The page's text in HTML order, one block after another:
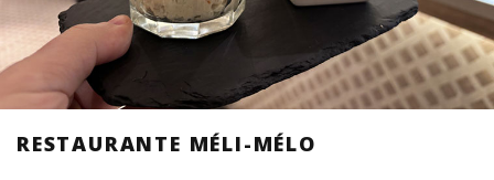
RESTAURANTE MÉLI-MÉLO